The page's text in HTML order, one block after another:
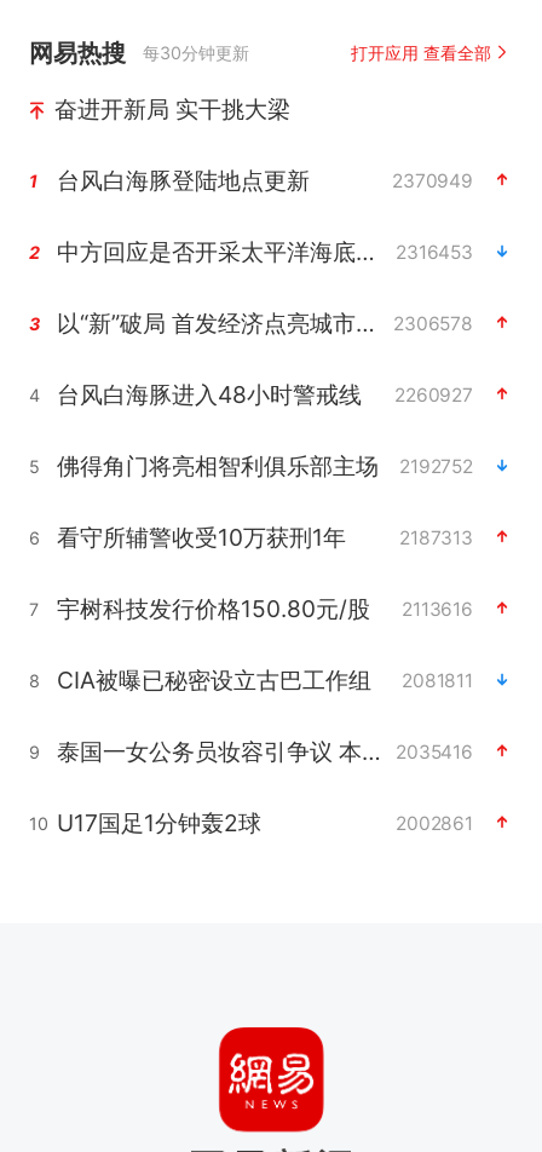
网易热搜 每30分钟更新 打开应用 查看全部
奋进开新局 实干挑大梁
1 台风白海豚登陆地点更新 2370949
2 中方回应是否开采太平洋海底稀土资源 2316453
3 以“新”破局 首发经济点亮城市消费活力 2306578
4 台风白海豚进入48小时警戒线 2260927
5 佛得角门将亮相智利俱乐部主场 2192752
6 看守所辅警收受10万获刑1年 2187313
7 宇树科技发行价格150.80元/股 2113616
8 CIA被曝已秘密设立古巴工作组 2081811
9 泰国一女公务员妆容引争议 本人回应 2035416
10 U17国足1分钟轰2球 2002861